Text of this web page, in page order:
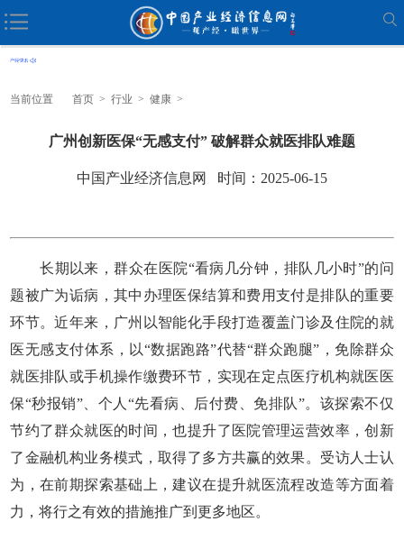
当前位置 首页 > 行业 > 健康 >
广州创新医保“无感支付” 破解群众就医排队难题
中国产业经济信息网 时间：2025-06-15
长期以来，群众在医院“看病几分钟，排队几小时”的问
题被广为诟病，其中办理医保结算和费用支付是排队的重要
环节。近年来，广州以智能化手段打造覆盖门诊及住院的就
医无感支付体系，以“数据跑路”代替“群众跑腿”，免除群众
就医排队或手机操作缴费环节，实现在定点医疗机构就医医
保“秒报销”、个人“先看病、后付费、免排队”。该探索不仅
节约了群众就医的时间，也提升了医院管理运营效率，创新
了金融机构业务模式，取得了多方共赢的效果。受访人士认
为，在前期探索基础上，建议在提升就医流程改造等方面着
力，将行之有效的措施推广到更多地区。